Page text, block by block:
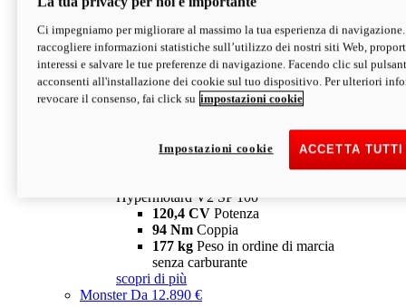
Hypermotard V2 SP
120,4 CVPotenza
94 NmCoppia
177 kgPeso in ordine di marcia
senza carburante
Depotenziata 35 kW: 18.890 € i
configura scopri di più
Hypermotard V2 SP 100
120,4 CV Potenza
94 Nm Coppia
177 kg Peso in ordine di marcia
senza carburante
scopri di più
MonsterDa 12.890 €
Ci impegniamo per migliorare al massimo la tua esperienza di
raccogliere informazioni statistiche sull’utilizzo dei nostri siti Web,
interessi e salvare le tue preferenze di navigazione. Facendo clic sul
acconsenti all'installazione dei cookie sul tuo dispositivo. Per ulteriori
revocare il consenso, fai click su impostazioni cookie
ACCETTA
Impostazioni cookie